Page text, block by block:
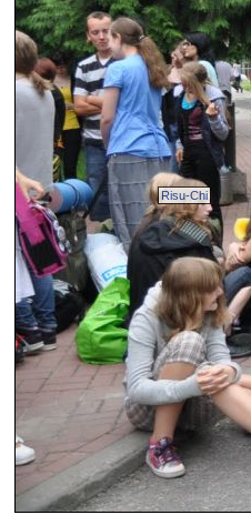
Risu-Chi